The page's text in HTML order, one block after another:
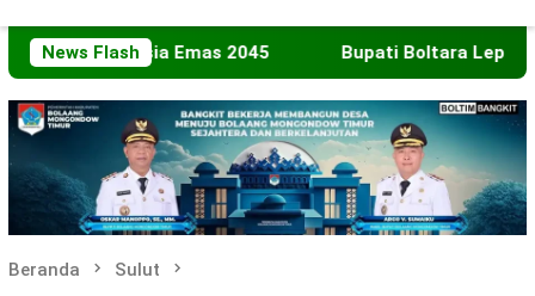
News Flash
Emas 2045 Bupati Boltara Lepas Kontingen
Beranda Sulut